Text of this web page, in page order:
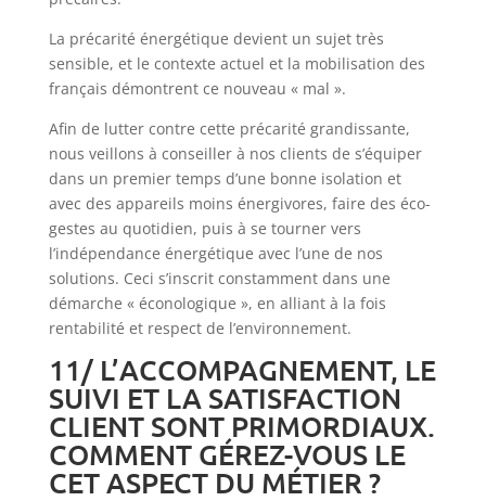
La précarité énergétique devient un sujet très
sensible, et le contexte actuel et la mobilisation des
français démontrent ce nouveau « mal ».
Afin de lutter contre cette précarité grandissante,
nous veillons à conseiller à nos clients de s’équiper
dans un premier temps d’une bonne isolation et
avec des appareils moins énergivores, faire des éco-
gestes au quotidien, puis à se tourner vers
l’indépendance énergétique avec l’une de nos
solutions. Ceci s’inscrit constamment dans une
démarche « éconologique », en alliant à la fois
rentabilité et respect de l’environnement.
11/ L’ACCOMPAGNEMENT, LE
SUIVI ET LA SATISFACTION
CLIENT SONT PRIMORDIAUX.
COMMENT GÉREZ-VOUS LE
CET ASPECT DU MÉTIER ?